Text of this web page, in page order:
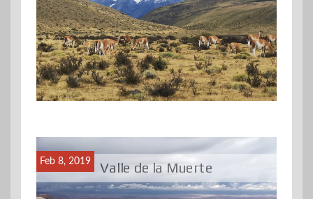
Valle de la Muerte
Feb 8, 2019